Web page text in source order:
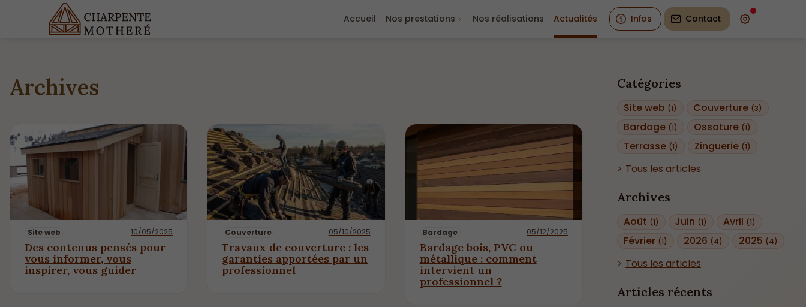
Accueil Nos prestations Nos réalisations Actualités Infos Contact
Catégories
Site web (1) Couverture (3)
Bardage (1) Ossature (1)
Terrasse (1) Zinguerie (1)
Tous les articles
Archives
Août (1) Juin (1) Avril (1)
Février (1) 2026 (4) 2025 (4)
Tous les articles
Articles récents
Archives
Site web 10/05/2025
Des contenus pensés pour
vous informer, vous
inspirer, vous guider
Couverture 05/10/2025
Travaux de couverture : les
garanties apportées par un
professionnel
Bardage 05/12/2025
Bardage bois, PVC ou
métallique : comment
intervient un
professionnel ?